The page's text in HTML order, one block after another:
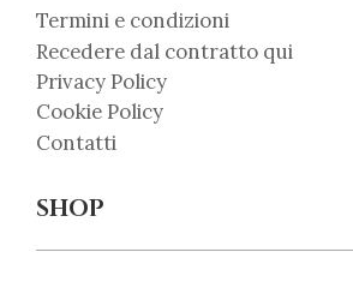
Termini e condizioni
Recedere dal contratto qui
Privacy Policy
Cookie Policy
Contatti
SHOP